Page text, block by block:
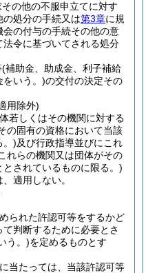
の他の不服申立てに対す
処分の手続又は第3章に規
の付与の手続その他の意
法令に基づいてされる処分
(補助金、助成金、利子補給
をいう。)の交付の決定その
用除外)
若しくはその機関に対する
の固有の資格において当該
。)及び行政指導並びにこれ
れらの機関又は団体がその
されているものに限る。)
適用しない。
られた許認可等をするかど
判断するために必要とさ
う。)を定めるものとす
当たっては、当該許認可等